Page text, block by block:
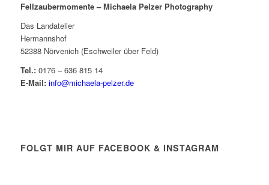
Fellzaubermomente –Michaela Pelzer Photography
Das Landatelier
Hermannshof
52388 Nörvenich (Eschweiler über Feld)
Tel.:0176 – 636 815 14
E-Mail: info@michaela-pelzer.de
FOLGT MIR AUF FACEBOOK & INSTAGRAM